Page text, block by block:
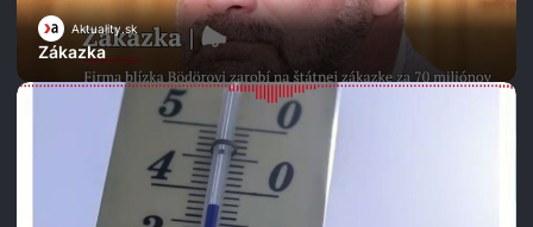
Aktuality.sk
Zákazka